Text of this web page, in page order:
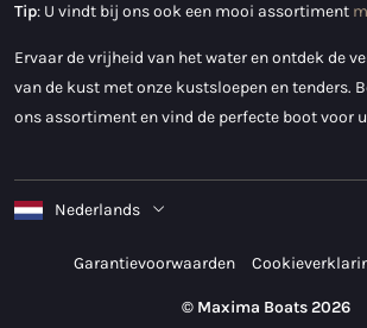
Tip: U vindt bij ons ook een mooi assortiment
Ervaar de vrijheid van het water en ontdek de
van de kust met onze kustsloepen en tenders.
ons assortiment en vind de perfecte boot voor
Nederlands
Garantievoorwaarden
© Maxima Boats 2026